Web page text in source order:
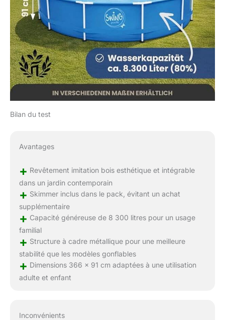
Bilan du test
Avantages
+ Revêtement imitation bois esthétique et intégrable
dans un jardin contemporain
+ Skimmer inclus dans le pack, évitant un achat
supplémentaire
+ Capacité généreuse de 8 300 litres pour un usage
familial
+ Structure à cadre métallique pour une meilleure
stabilité que les modèles gonflables
+ Dimensions 366 x 91 cm adaptées à une utilisation
adulte et enfant
Inconvénients